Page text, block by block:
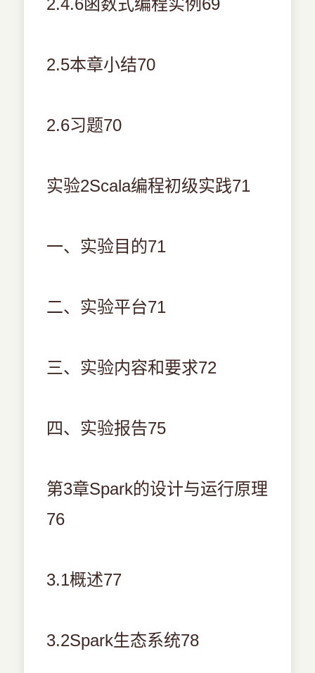
2.4.6函数式编程实例69
2.5本章小结70
2.6习题70
实验2Scala编程初级实践71
一、实验目的71
二、实验平台71
三、实验内容和要求72
四、实验报告75
第3章Spark的设计与运行原理
76
3.1概述77
3.2Spark生态系统78